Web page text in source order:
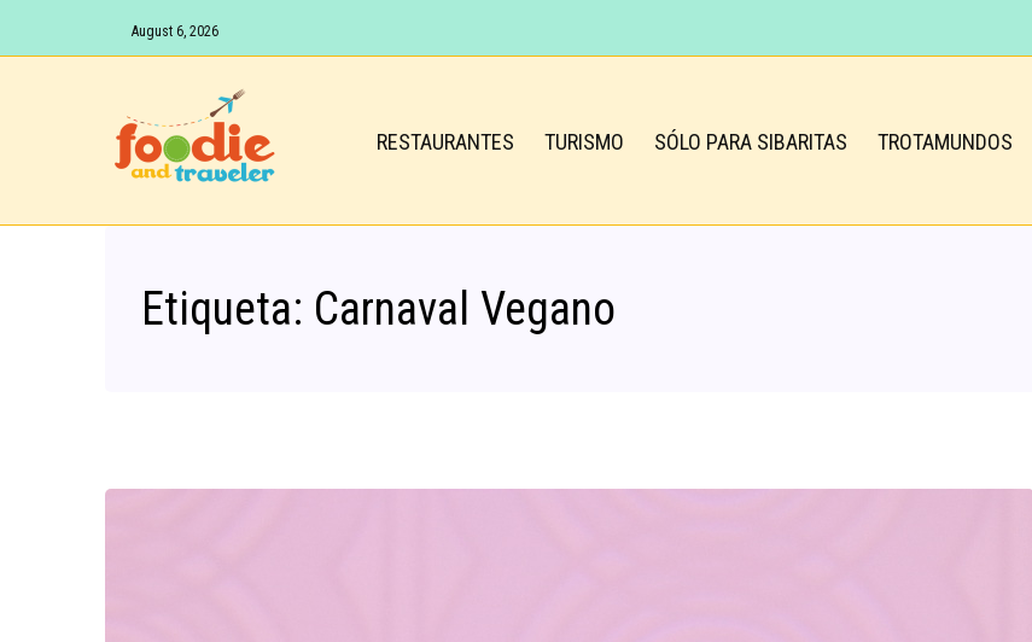
August 6, 2026
RESTAURANTES TURISMO SÓLO PARA SIBARITAS TROTAMUNDOS
Etiqueta: Carnaval Vegano